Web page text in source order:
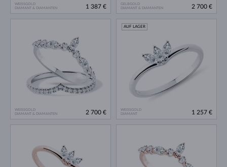
WEISSGOLD
DIAMANT & DIAMANTEN
1 387 €
GELBGOLD
DIAMANT & DIAMANTEN
2 700 €
WEISSGOLD
DIAMANT & DIAMANTEN
2 700 €
WEISSGOLD
DIAMANT
AUF LAGER
1 257 €